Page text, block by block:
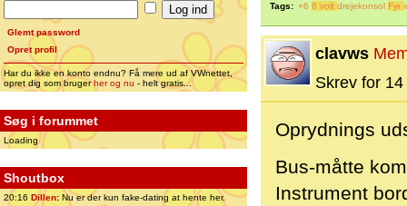
Glemt password
Opret profil
Har du ikke en konto endnu? Få mere ud af VWnettet,
opret dig som brugerher og nu - helt gratis...
Søg i forummet
Loading
Shoutbox
20:16 Dillen: Nu er der kun fake-dating at hente her.
Tags: +6 6 volt drejekonsol Fyr
clavws
Skrev for
Oprydnings
Bus-måtte
Instrument